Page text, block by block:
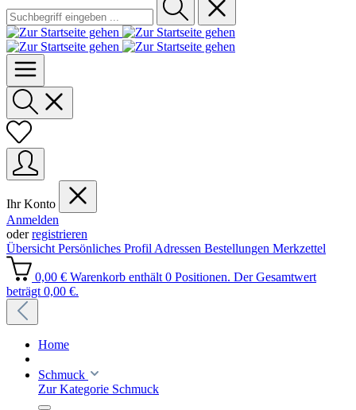
Ihr Konto
Anmelden
oderregistrieren
Übersicht Persönliches Profil Adressen Bestellungen Merkzettel
0,00 € Warenkorb enthält 0 Positionen. Der Gesamtwert
beträgt 0,00 €.
Home
Schmuck
Zur Kategorie Schmuck